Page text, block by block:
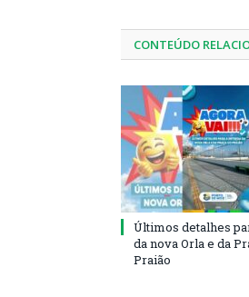
CONTEÚDO
Últimos detalhes
da nova Orla e da
Praião